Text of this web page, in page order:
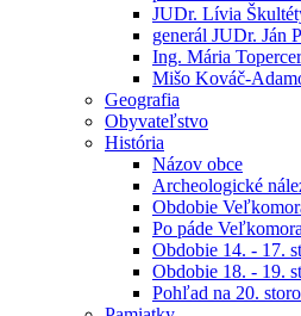
JUDr. Lívia
generál JUDr. Ján
Ing. Mária
Mišo Kováč-
Geografia
Obyvateľstvo
História
Názov obce
Archeologické
Obdobie
Po páde
Obdobie 14. - 17.
Obdobie 18. - 19.
Pohľad na 20.